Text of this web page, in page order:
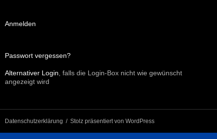
Anmelden
Passwort vergessen?
Alternativer Login , falls die Login-Box nicht wie gewünscht
angezeigt wird
Datenschutzerklärung Stolz präsentiert von WordPress